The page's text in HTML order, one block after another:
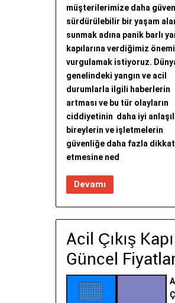
müşterilerimize daha
sürdürülebilir bir yaşam
sunmak adına panik barlı
kapılarına verdiğimiz önemi
vurgulamak istiyoruz.
genelindeki yangın ve acil
durumlarla ilgili haberlerin
artması ve bu tür olayların
ciddiyetinin daha iyi
bireylerin ve işletmelerin
güvenliğe daha fazla dikkat
etmesine ned
Devamı
Acil Çıkış
Güncel